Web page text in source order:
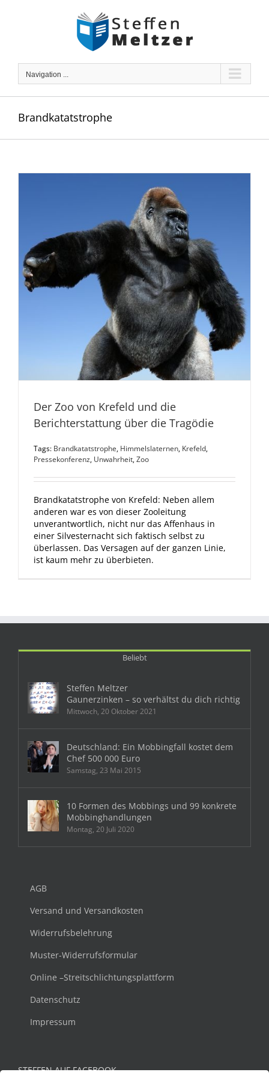
Navigation ...
Brandkatatstrophe
Der Zoo von Krefeld und die
Berichterstattung über die Tragödie
Tags: Brandkatatstrophe, Himmelslaternen, Krefeld,
Pressekonferenz, Unwahrheit,Zoo
Brandkatatstrophe von Krefeld: Neben allem
anderen war es von dieser Zooleitung
unverantwortlich, nicht nur das Affenhaus in
einer Silvesternacht sich faktisch selbst zu
überlassen. Das Versagen auf der ganzen Linie,
ist kaum mehr zu überbieten.
Beliebt
Steffen Meltzer
Gaunerzinken – so verhältst du dich richtig
Mittwoch, 20 Oktober 2021
Deutschland: Ein Mobbingfall kostet dem
Chef 500 000 Euro
Samstag, 23 Mai 2015
10 Formen des Mobbings und 99 konkrete
Mobbinghandlungen
Montag, 20 Juli 2020
AGB
Versand und Versandkosten
Widerrufsbelehrung
Muster-Widerrufsformular
Online –Streitschlichtungsplattform
Datenschutz
Impressum
STEFFEN AUF FACEBOOK